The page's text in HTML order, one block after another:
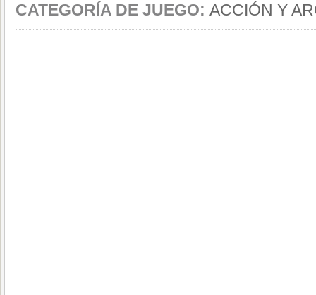
CATEGORÍA DE JUEGO: ACCIÓN Y